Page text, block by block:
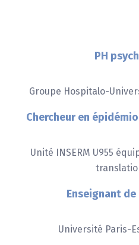
PH
Groupe Hospitalo-
Chercheur en
Unité INSERM U955
Enseignant
Université Paris-